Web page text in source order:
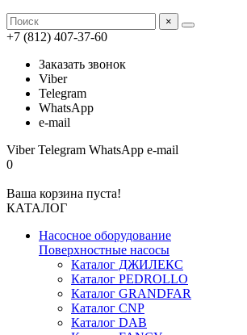
×
+7 (812) 407-37-60
Заказать звонок
Viber
Telegram
WhatsApp
e-mail
ViberTelegram WhatsApp e-mail
0
Ваша корзина пуста!
КАТАЛОГ
Насосное оборудование
Поверхностные насосы
Каталог ДЖИЛЕКС
Каталог PEDROLLO
Каталог GRANDFAR
Каталог CNP
Каталог DAB